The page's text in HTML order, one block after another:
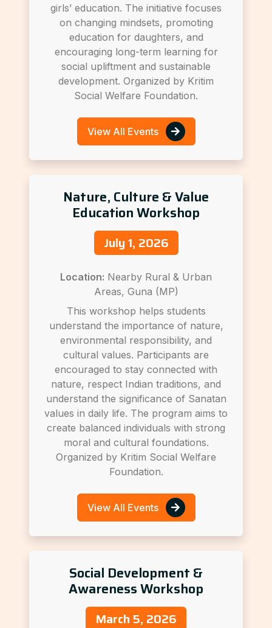
girls’ education. The initiative focuses
on changing mindsets, promoting
education for daughters, and
encouraging long-term learning for
social upliftment and sustainable
development. Organized by Kritim
Social Welfare Foundation.
View All Events
Nature, Culture & Value
Education Workshop
July 1, 2026
Location: Nearby Rural & Urban
Areas, Guna (MP)
This workshop helps students
understand the importance of nature,
environmental responsibility, and
cultural values. Participants are
encouraged to stay connected with
nature, respect Indian traditions, and
understand the significance of Sanatan
values in daily life. The program aims to
create balanced individuals with strong
moral and cultural foundations.
Organized by Kritim Social Welfare
Foundation.
View All Events
Social Development &
Awareness Workshop
March 5, 2026